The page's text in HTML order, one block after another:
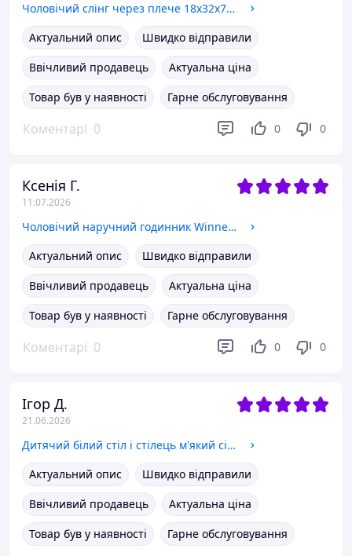
Чоловічий слінг через плече 18х32х7, шкіряна бананка нагрудна, сумка рюкзак Tiding Bag 33737 чорна
Актуальний опис
Швидко відправили
Ввічливий продавець
Актуальна ціна
Товар був у наявності
Гарне обслуговування
Коментарі 0 0 0
Ксенія Г.
11.07.2026
Чоловічий наручний годинник Winner Titanium
Актуальний опис
Швидко відправили
Ввічливий продавець
Актуальна ціна
Товар був у наявності
Гарне обслуговування
Коментарі 0 0 0
Ігор Д.
21.06.2026
Дитячий білий стіл і стілець м'який сірий велюр. Для дітей 2 групи зросту (115-130см)
Актуальний опис
Швидко відправили
Ввічливий продавець
Актуальна ціна
Товар був у наявності
Гарне обслуговування